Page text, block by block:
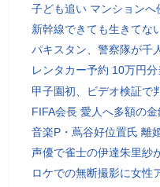
子ども追い マンションへ
新幹線できても生きてな
パキスタン、警察隊が千
レンタカー予約 10万円分
甲子園初、ビデオ検証で
FIFA会長 愛人へ多額の
音楽P・蔦谷好位置氏 離
声優で雀士の伊達朱里紗
ロケでの無断撮影に女性